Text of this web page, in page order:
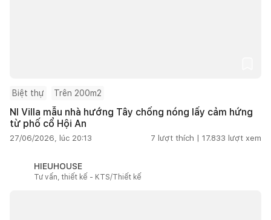
Biệt thự Trên 200m2
NI Villa mẫu nhà hướng Tây chống nóng lấy cảm hứng
từ phố cổ Hội An
27/06/2026, lúc 20:13 7 lượt thích | 17.833 lượt xem
HIEUHOUSE
Tư vấn, thiết kế - KTS/Thiết kế